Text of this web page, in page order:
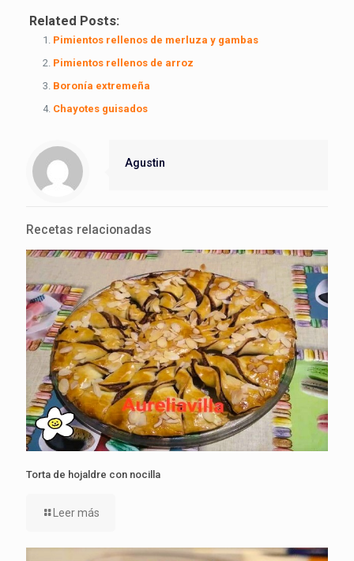
Related Posts:
Pimientos rellenos de merluza y gambas
Pimientos rellenos de arroz
Boronía extremeña
Chayotes guisados
Agustin
Recetas relacionadas
Torta de hojaldre con nocilla
Leer más